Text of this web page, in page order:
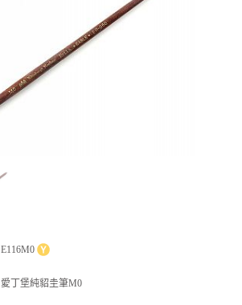
E116M0
愛丁堡純貂圭筆M0